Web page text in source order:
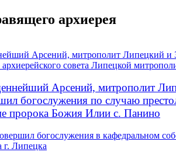
архиерея
Арсений, митрополит Липецкий и
архиерейского совета Липецкой
Арсений, митрополит
богослужения по случаю
пророка Божия Илии с. Панино
богослужения в кафедральном
г. Липецка